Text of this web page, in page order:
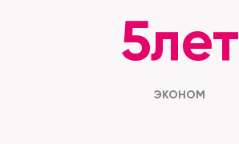
5лет
ЭКОНОМ